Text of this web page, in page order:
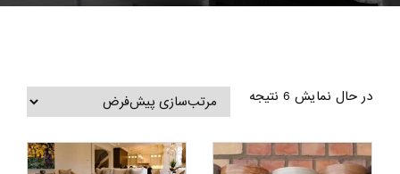
در حال نمایش 6 نتیجه